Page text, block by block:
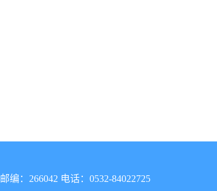
邮编：266042 电话：0532-84022725